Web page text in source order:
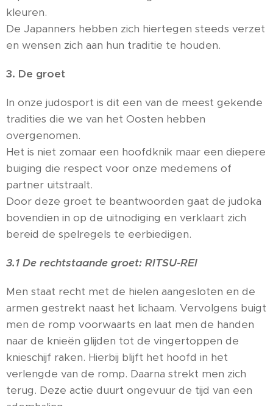
kleuren.
De Japanners hebben zich hiertegen steeds verzet
en wensen zich aan hun traditie te houden.
3. De groet
In onze judosport is dit een van de meest gekende
tradities die we van het Oosten hebben
overgenomen.
Het is niet zomaar een hoofdknik maar een diepere
buiging die respect voor onze medemens of
partner uitstraalt.
Door deze groet te beantwoorden gaat de judoka
bovendien in op de uitnodiging en verklaart zich
bereid de spelregels te eerbiedigen.
3.1 De rechtstaande groet: RITSU-REI
Men staat recht met de hielen aangesloten en de
armen gestrekt naast het lichaam. Vervolgens buigt
men de romp voorwaarts en laat men de handen
naar de knieën glijden tot de vingertoppen de
knieschijf raken. Hierbij blijft het hoofd in het
verlengde van de romp. Daarna strekt men zich
terug. Deze actie duurt ongevuur de tijd van een